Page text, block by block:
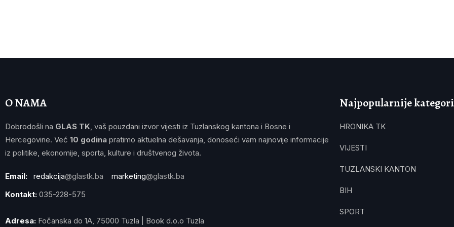
O NAMA
Dobrodošli na GLAS TK, vaš pouzdani izvor vijesti iz Tuzlanskog kantona i Bosne i
Hercegovine. Već 10 godina pratimo aktuelna dešavanja, donoseći vam najnovije informacije
iz politike, ekonomije, sporta, kulture i društvenog života.
Email: redakcija@glastk.ba marketing@glastk.ba
Kontakt: 035-228-575
Adresa: Fočanska do 1A, 75000 Tuzla | Book d.o.o Tuzla
Najpopularnije
HRONIKA TK
VIJESTI
TUZLANSKI KANTON
BIH
SPORT